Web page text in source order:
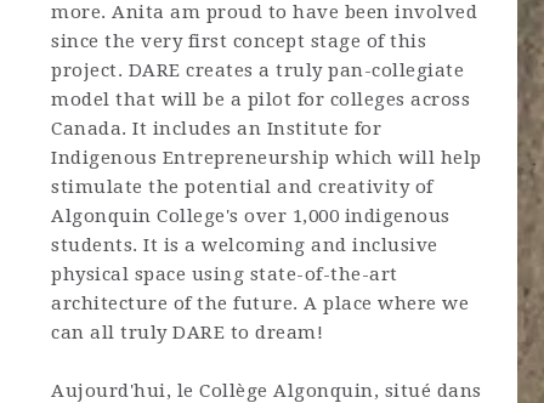
more. Anita am proud to have been involved
since the very first concept stage of this
project. DARE creates a truly pan-collegiate
model that will be a pilot for colleges across
Canada. It includes an Institute for
Indigenous Entrepreneurship which will help
stimulate the potential and creativity of
Algonquin College's over 1,000 indigenous
students. It is a welcoming and inclusive
physical space using state-of-the-art
architecture of the future. A place where we
can all truly DARE to dream!
Aujourd'hui, le Collège Algonquin, situé dans